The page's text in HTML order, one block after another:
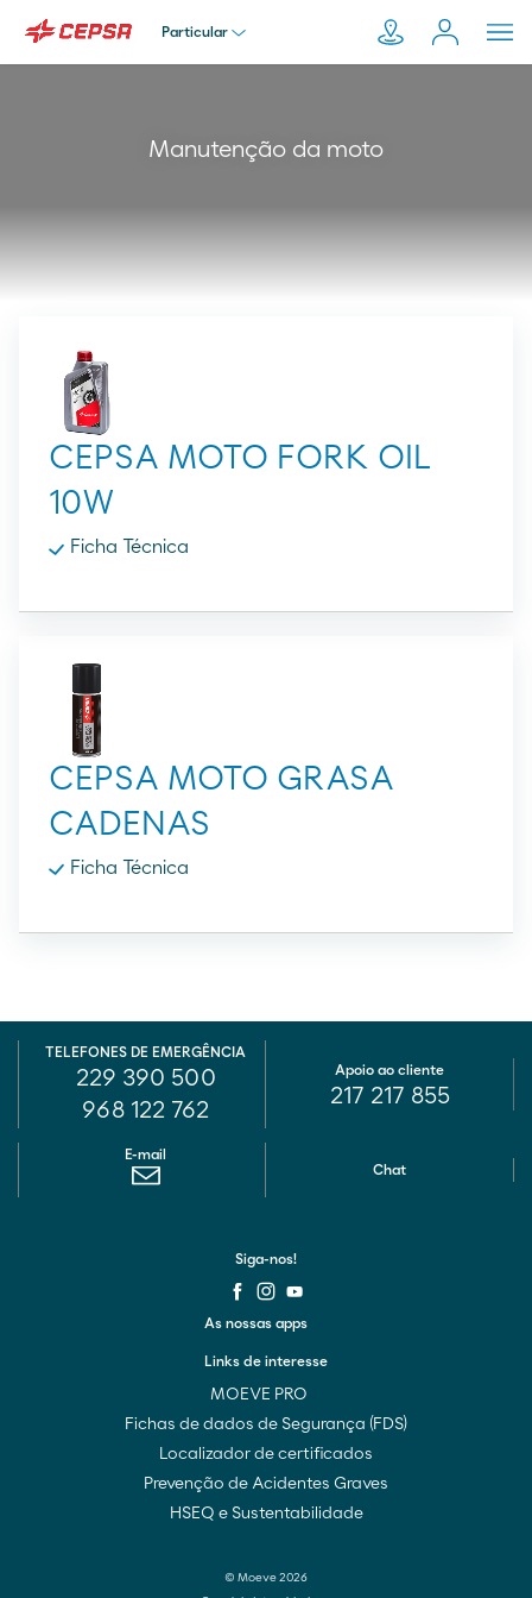
Particular
Manutenção da moto
CEPSA MOTO FORK OIL
10W
Ficha Técnica
CEPSA MOTO GRASA
CADENAS
Ficha Técnica
TELEFONES DE EMERGÊNCIA
229 390 500
968 122 762
E-mail
Chat
Apoio ao cliente
217 217 855
Links de interesse
MOEVE PRO
Fichas de dados de Segurança (FDS)
Localizador de certificados
Prevenção de Acidentes Graves
HSEQ e Sustentabilidade
As nossas apps
Siga-nos!
© Moeve 2026